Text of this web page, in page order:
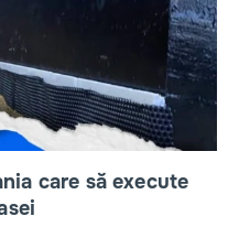
care să execute